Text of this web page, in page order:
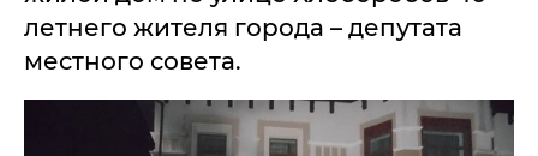
летнего жителя города – депутата
местного совета.